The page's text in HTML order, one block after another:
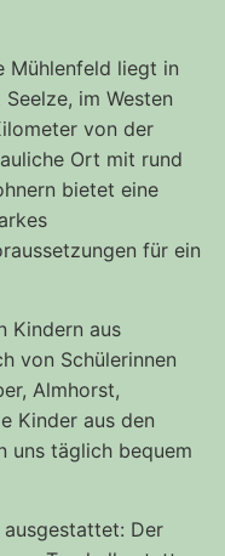
Mühlenfeld liegt in
im Westen
von der
Ort mit rund
bietet eine
für ein
Kindern aus
von Schülerinnen
Almhorst,
Kinder aus den
uns täglich bequem
Der